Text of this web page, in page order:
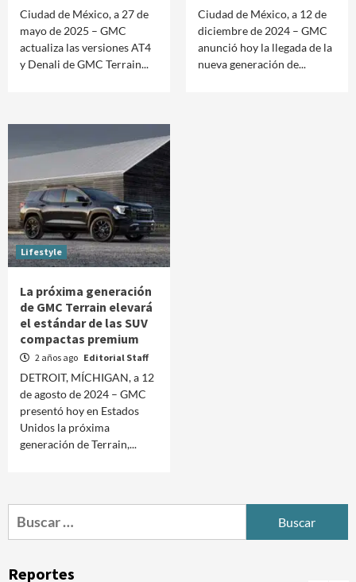
Ciudad de México, a 27 de
mayo de 2025 – GMC
actualiza las versiones AT4
y Denali de GMC Terrain...
Ciudad de México, a 12 de
diciembre de 2024 – GMC
anunció hoy la llegada de la
nueva generación de...
Lifestyle
La próxima generación
de GMC Terrain elevará
el estándar de las SUV
compactas premium
2 años ago Editorial Staff
DETROIT, MÍCHIGAN, a 12
de agosto de 2024 – GMC
presentó hoy en Estados
Unidos la próxima
generación de Terrain,...
Buscar:
Reportes